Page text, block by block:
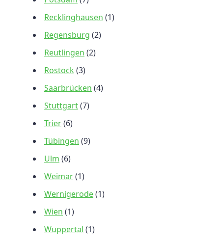
Recklinghausen (1)
Regensburg (2)
Reutlingen (2)
Rostock (3)
Saarbrücken (4)
Stuttgart(7)
Trier(6)
Tübingen (9)
Ulm (6)
Weimar(1)
Wernigerode(1)
Wien (1)
Wuppertal (1)